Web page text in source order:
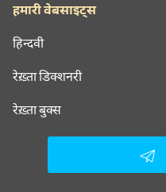
हमारी वेबसाइट्स
हिन्दवी
रेख़्ता डिक्शनरी
रेख़्ता बुक्स